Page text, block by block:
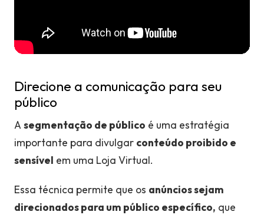
Direcione a comunicação para seu
público
Asegmentação de público é uma estratégia
importante para divulgar conteúdo proibido e
sensível em uma Loja Virtual.
Essa técnica permite que os anúncios sejam
direcionados para um público específico, que